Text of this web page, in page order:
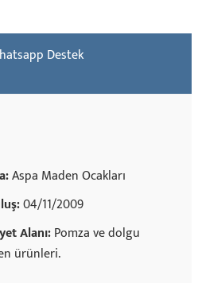
Destek
Aspa Maden Ocakları
04/11/2009
Alanı:Pomza ve dolgu
ürünleri.